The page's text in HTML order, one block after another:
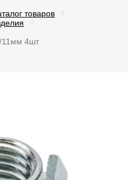
товаров
11мм 4шт